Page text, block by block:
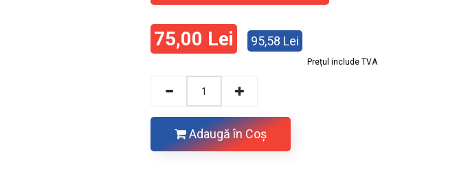
75,00 Lei 95,58 Lei
Prețul include TVA
Adaugă în Coş